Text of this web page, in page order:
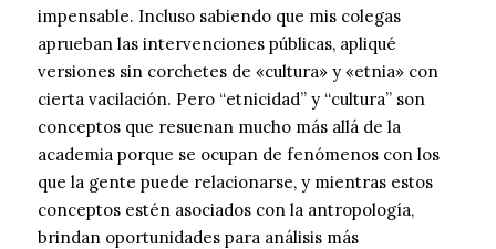
impensable. Incluso sabiendo que mis colegas
aprueban las intervenciones públicas, apliqué
versiones sin corchetes de «cultura» y «etnia» con
cierta vacilación. Pero “etnicidad” y “cultura” son
conceptos que resuenan mucho más allá de la
academia porque se ocupan de fenómenos con los
que la gente puede relacionarse, y mientras estos
conceptos estén asociados con la antropología,
brindan oportunidades para análisis más